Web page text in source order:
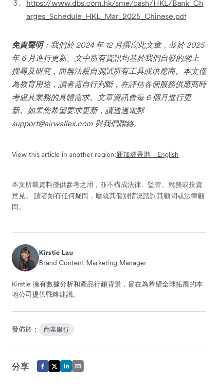
https://www.dbs.com.hk/sme/cash/HKL/Bank_Ch
arges_Schedule_HKL_Mar_2025_Chinese.pdf
免責聲明：我們於 2024 年 12 月撰寫此文章，並於 2025
年 6 月進行更新。文中所有資訊均基於我們自發的網上
搜尋及研究，而無法親自測試所有工具或供應商。本文僅
為教育用途，讀者需自行判斷，在評估各個服務供應商時
考慮其業務的具體需求。文章資訊會每 6 個月進行更
新。如果您希望要求更新，請透過電郵
support@airwallex.com 與我們聯絡。
View this article in another region:新加坡香港 - English
本文所載資料僅供參考之用，並不構成法律、監管、稅務或投資
意見。 讀者如有任何疑問，應就其個別情況諮詢其顧問或法律顧
問。
Kirstie Lau
Brand Content Marketing Manager
Kirstie 擁有數據分析和產品行銷背景，旨在為希望全球拓展的本
地公司提供戰略建議。
發佈於： 商業銀行
分享